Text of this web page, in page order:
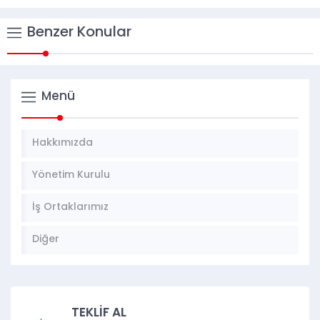
Benzer Konular
Menü
Hakkımızda
Yönetim Kurulu
İş Ortaklarımız
Diğer
TEKLİF AL